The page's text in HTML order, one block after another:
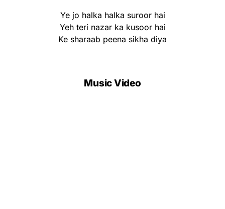
Ye jo halka halka suroor hai
Yeh teri nazar ka kusoor hai
Ke sharaab peena sikha diya
Music Video